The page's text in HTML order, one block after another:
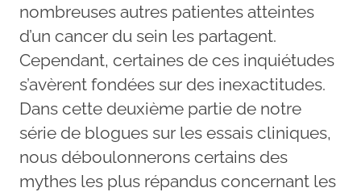
nombreuses autres patientes atteintes
d’un cancer du sein les partagent.
Cependant, certaines de ces inquiétudes
s’avèrent fondées sur des inexactitudes.
Dans cette deuxième partie de notre
série de blogues sur les essais cliniques,
nous déboulonnerons certains des
mythes les plus répandus concernant les